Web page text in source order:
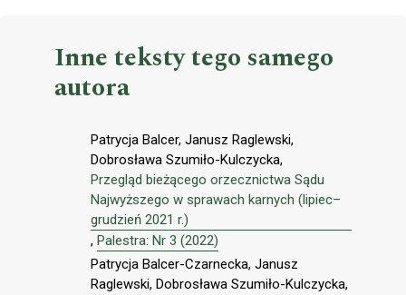
Inne teksty tego samego
autora
Patrycja Balcer, Janusz Raglewski,
Dobrosława Szumiło-Kulczycka,
Przegląd bieżącego orzecznictwa Sądu
Najwyższego w sprawach karnych (lipiec–
grudzień 2021 r.)
, Palestra: Nr 3 (2022)
Patrycja Balcer-Czarnecka, Janusz
Raglewski, Dobrosława Szumiło-Kulczycka,